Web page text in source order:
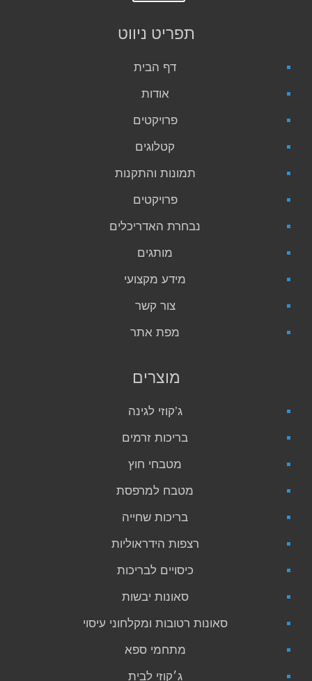
תפריט ניווט
דף הבית
אודות
פרויקטים
קטלוגים
תמונות והתקנות
פרויקטים
נבחרת האדריכלים
מותגים
מידע מקצועי
צור קשר
מפת אתר
מוצרים
ג’קוזי לגינה
בריכות זרמים
מטבחי חוץ
מטבח למרפסת
בריכות שחייה
רצפות הידראוליות
כיסויים לבריכות
סאונות יבשות
סאונות רטובות ומקלחוני עיסוי
מתחמי ספא
ג׳קוזי לבית